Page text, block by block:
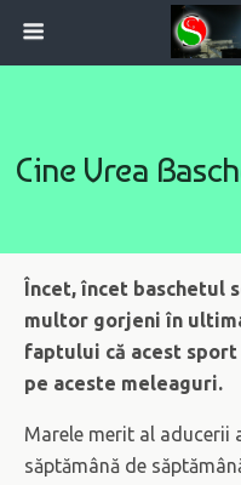
Cine Vrea
Încet, încet baschetul
multor gorjeni în
faptului că acest
pe aceste meleaguri.
Marele merit al aducerii
săptămână de